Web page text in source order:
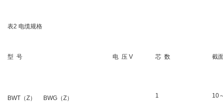
表2 电缆规格
型 号 电 压 V 芯 数 截
BWT（Z） BWG（Z） 1 10